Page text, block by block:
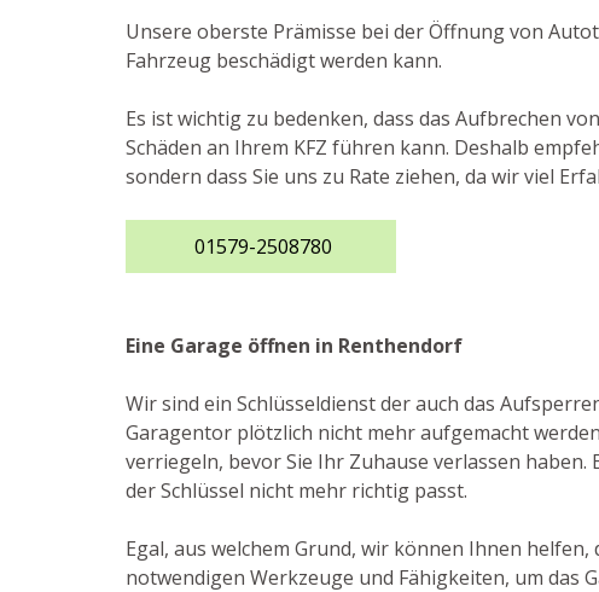
Unsere oberste Prämisse bei der Öffnung von
Fahrzeug beschädigt werden kann.
Es ist wichtig zu bedenken, dass das Aufbrechen
Schäden an Ihrem KFZ führen kann. Deshalb
sondern dass Sie uns zu Rate ziehen, da wir viel
01579-2508780
Eine Garage öffnen in Renthendorf
Wir sind ein Schlüsseldienst der auch das
Garagentor plötzlich nicht mehr aufgemacht
verriegeln, bevor Sie Ihr Zuhause verlassen haben.
der Schlüssel nicht mehr richtig passt.
Egal, aus welchem Grund, wir können Ihnen
notwendigen Werkzeuge und Fähigkeiten, um das